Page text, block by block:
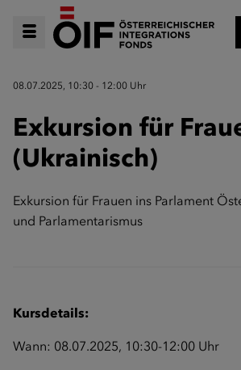
08.07.2025, 10:30 - 12:00 Uhr
Exkursion für
(Ukrainisch)
Exkursion für Frauen ins Parlament
und Parlamentarismus
Kursdetails:
Wann: 08.07.2025, 10:30-12:00 Uhr